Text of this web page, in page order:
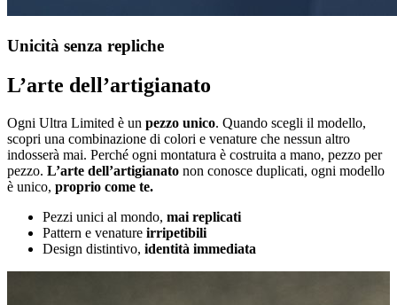
Unicità senza repliche
L’arte dell’artigianato
Ogni Ultra Limited è un pezzo unico. Quando scegli il modello,
scopri una combinazione di colori e venature che nessun altro
indosserà mai. Perché ogni montatura è costruita a mano, pezzo per
pezzo. L’arte dell’artigianato non conosce duplicati, ogni modello
è unico, proprio come te.
Pezzi unici al mondo, mai replicati
Pattern e venature irripetibili
Design distintivo, identità immediata